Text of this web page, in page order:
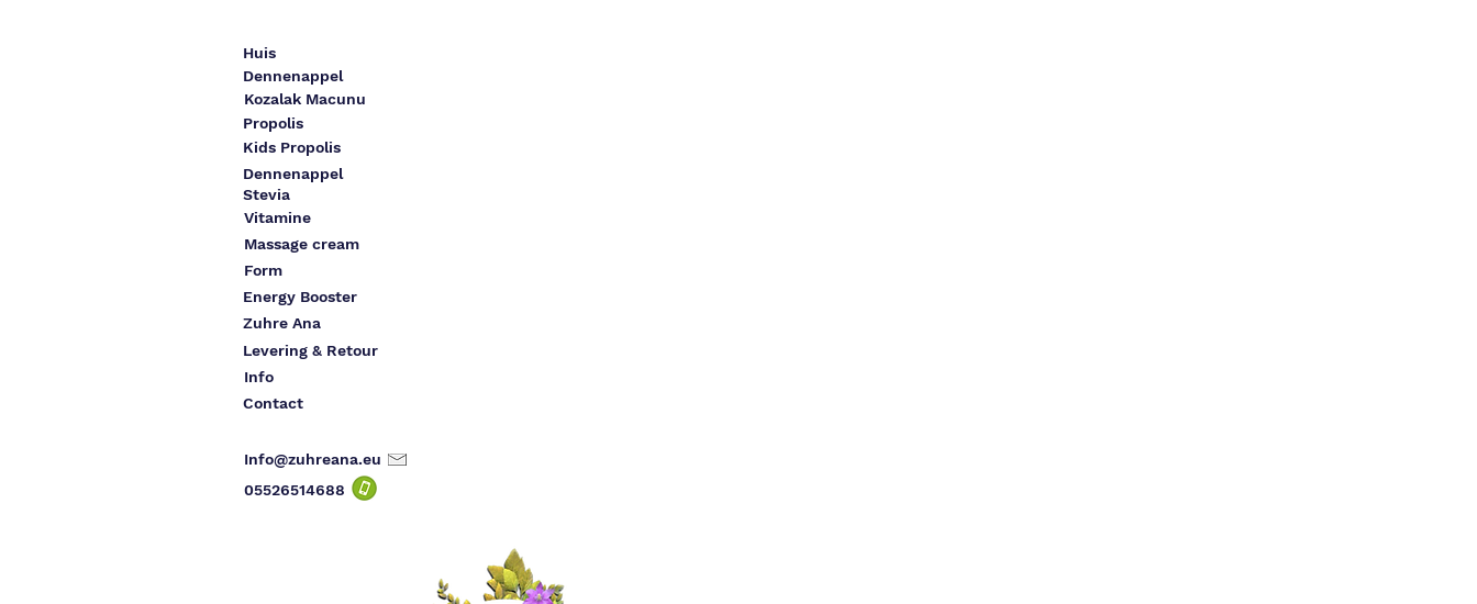
Huis
Dennenappel
Kozalak Macunu
Propolis
Kids Propolis
Dennenappel
Stevia
Vitamine
Massage cream
Form
Energy Booster
Zuhre Ana
Levering & Retour
Info
Contact
Info@zuhreana.eu
05526514688